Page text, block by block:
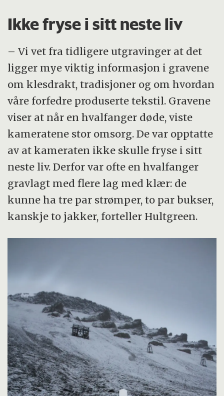
Ikke fryse i sitt neste liv
– Vi vet fra tidligere utgravinger at det
ligger mye viktig informasjon i gravene
om klesdrakt, tradisjoner og om hvordan
våre forfedre produserte tekstil. Gravene
viser at når en hvalfanger døde, viste
kameratene stor omsorg. De var opptatte
av at kameraten ikke skulle fryse i sitt
neste liv. Derfor var ofte en hvalfanger
gravlagt med flere lag med klær: de
kunne ha tre par strømper, to par bukser,
kanskje to jakker, forteller Hultgreen.